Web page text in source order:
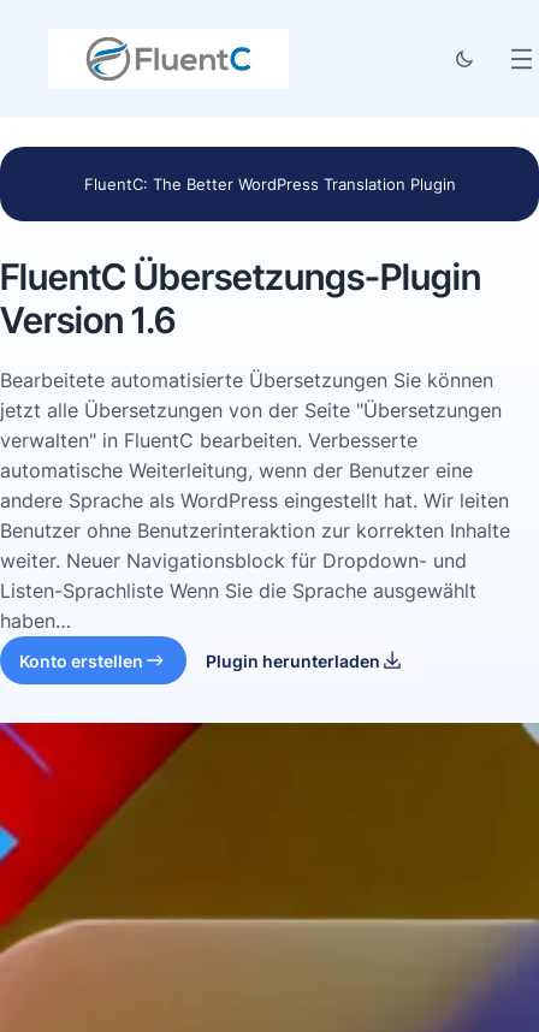
FluentC: The Better WordPress Translation Plugin
FluentC Übersetzungs-Plugin
Version 1.6
Bearbeitete automatisierte Übersetzungen Sie können
jetzt alle Übersetzungen von der Seite "Übersetzungen
verwalten" in FluentC bearbeiten. Verbesserte
automatische Weiterleitung, wenn der Benutzer eine
andere Sprache als WordPress eingestellt hat. Wir leiten
Benutzer ohne Benutzerinteraktion zur korrekten Inhalte
weiter. Neuer Navigationsblock für Dropdown- und
Listen-Sprachliste Wenn Sie die Sprache ausgewählt
haben…
Konto erstellen Plugin herunterladen